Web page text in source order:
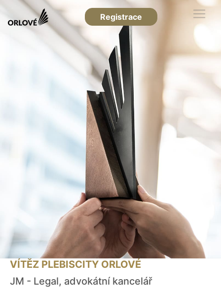
Registrace
VÍTĚZ PLEBISCITY ORLOVÉ
JM - Legal, advokátní kancelář